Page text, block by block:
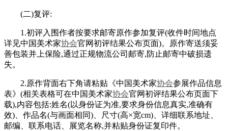
(二)复评:
1.初评入围作者按要求邮寄原作参加复评(收件时间地点
详见中国美术家协会官网初评结果公布页面)。原作寄送须妥
善包装并上保险,通过正规物流公司邮寄,防止邮寄中破损遗
失。
2.原作背面右下角请粘贴《中国美术家协会参展作品信息
表》(相关表格可在中国美术家协会官网初评结果公布页面下
载),内容包括:姓名(以身份证为准,要求身份信息真实,准确有
效)、作品名(与画面相同)、尺寸(高×宽cm)、详细联系地址、
邮编、联系电话、展览名称,并粘贴身份证复印件。